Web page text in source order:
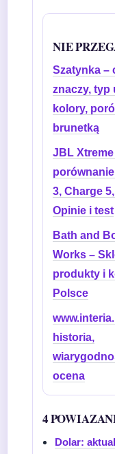
NIE
Szatynka –
znaczy, typ
kolory,
brunetką
JBL Xtreme
3, Charge 5,
Opinie i test
Bath and
Works –
produkty i
Polsce
historia,
ocena
4
Dolar: